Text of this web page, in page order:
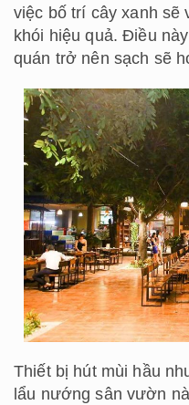
việc bố trí cây xanh sẽ
khói hiệu quả. Điều
quán trở nên sạch sẽ
Thiết bị hút mùi hầu
lẩu nướng sân vườn